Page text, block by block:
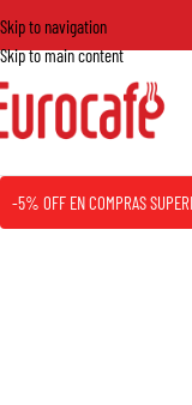
Skip to navigation
Skip to main content
-5% OFF EN COMPRAS